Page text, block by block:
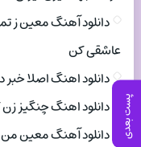
پست بعدی
دانلود آهنگ معین ز
عاشقی کن
دانلود اهنگ اصلا
دانلود اهنگ چنگیز
دانلود آهنگ معین من